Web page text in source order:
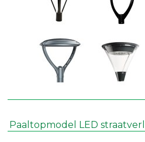
Paaltopmodel LED